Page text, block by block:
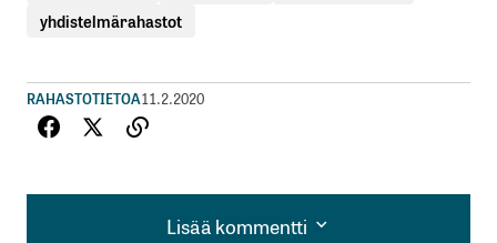
yhdistelmärahastot
RAHASTOTIETOA11.2.2020
Lisää kommentti